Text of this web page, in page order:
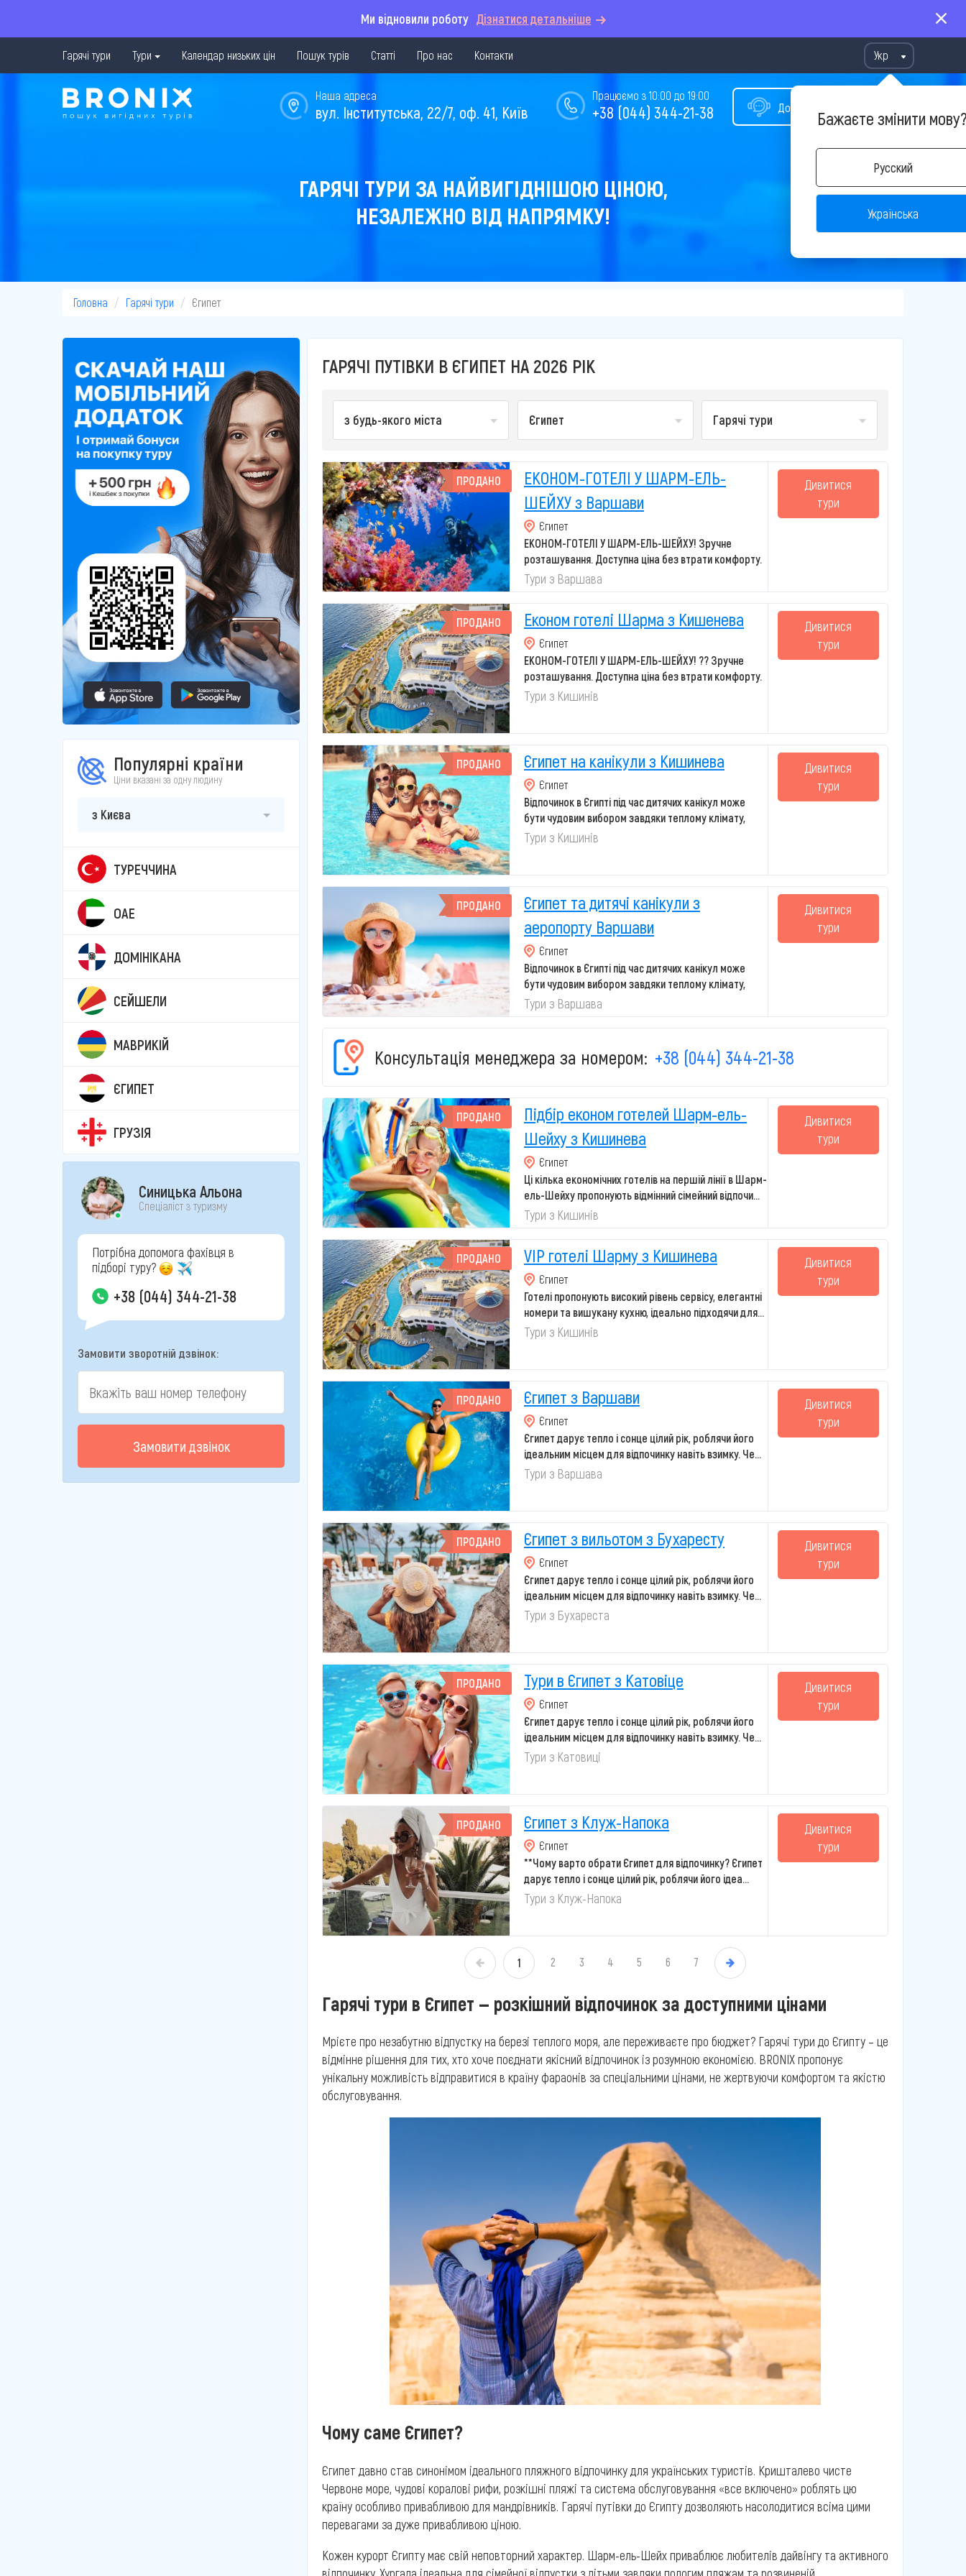
Ми відновили роботу Дізнатися детальніше
Гарячі тури Тури Календар низьких цін Пошук турів Статті Про нас Контакти Укр
Бажаєте змінити
Русский
Українська
Допомога у виборі туру
Працюємо з 10:00 до 19:00
+38 (044) 344-21-38
Наша адреса
вул. Інститутська, 22/7, оф. 41, Київ
ГАРЯЧІ ТУРИ ЗА НАЙВИГІДНІШОЮ ЦІНОЮ,
НЕЗАЛЕЖНО ВІД НАПРЯМКУ!
Головна Гарячі тури Єгипет
Популярні країни
Ціни вказані за одну людину
з Києва
ТУРЕЧЧИНА
ОАЕ
ДОМІНІКАНА
СЕЙШЕЛИ
МАВРИКІЙ
ЄГИПЕТ
ГРУЗІЯ
Синицька Альона
Спеціаліст з туризму
Потрібна допомога фахівця в
підборі туру?
+38 (044) 344-21-38
Замовити зворотній дзвінок:
Замовити дзвінок
ГАРЯЧІ ПУТІВКИ В ЄГИПЕТ НА 2026 РІК
з будь-якого міста Єгипет Гарячі тури
ПРОДАНО
ЕКОНОМ-ГОТЕЛІ У ШАРМ-ЕЛЬ-
ШЕЙХУ з Варшави
Єгипет
ЕКОНОМ-ГОТЕЛІ У ШАРМ-ЕЛЬ-ШЕЙХУ! Зручне
розташування. Доступна ціна без втрати комфорту.
Прості, а...
Тури з Варшава
Дивитися
тури
ПРОДАНО Економ готелі Шарма з Кишенева
Єгипет
ЕКОНОМ-ГОТЕЛІ У ШАРМ-ЕЛЬ-ШЕЙХУ! ?? Зручне
розташування. Доступна ціна без втрати комфорту.
Прос...
Тури з Кишинів
Дивитися
тури
ПРОДАНО Єгипет на канікули з Кишинева
Єгипет
Відпочинок в Єгипті під час дитячих канікул може
бути чудовим вибором завдяки теплому клімату,
чисто...
Тури з Кишинів
Дивитися
тури
ПРОДАНО
Єгипет та дитячі канікули з
аеропорту Варшави
Єгипет
Відпочинок в Єгипті під час дитячих канікул може
бути чудовим вибором завдяки теплому клімату,
чисто...
Тури з Варшава
Дивитися
тури
Консультація менеджера за номером: +38 (044) 344-21-38
ПРОДАНО
Підбір економ готелей Шарм-ель-
Шейху з Кишинева
Єгипет
Ці кілька економічних готелів на першій лінії в Шарм-
ель-Шейху пропонують відмінний сімейний відпочи...
Тури з Кишинів
Дивитися
тури
ПРОДАНО VIP готелі Шарму з Кишинева
Єгипет
Готелі пропонують високий рівень сервісу, елегантні
номери та вишукану кухню, ідеально підходячи для...
Тури з Кишинів
Дивитися
тури
ПРОДАНО Єгипет з Варшави
Єгипет
Єгипет дарує тепло і сонце цілий рік, роблячи його
ідеальним місцем для відпочинку навіть взимку. Че...
Тури з Варшава
Дивитися
тури
ПРОДАНО Єгипет з вильотом з Бухаресту
Єгипет
Єгипет дарує тепло і сонце цілий рік, роблячи його
ідеальним місцем для відпочинку навіть взимку. Че...
Тури з Бухареста
Дивитися
тури
ПРОДАНО Тури в Єгипет з Катовіце
Єгипет
Єгипет дарує тепло і сонце цілий рік, роблячи його
ідеальним місцем для відпочинку навіть взимку. Че...
Тури з Катовиці
Дивитися
тури
ПРОДАНО Єгипет з Клуж-Напока
Єгипет
**Чому варто обрати Єгипет для відпочинку? Єгипет
дарує тепло і сонце цілий рік, роблячи його ідеа...
Тури з Клуж-Напока
Дивитися
тури
« 1 2 3 4 5 6 7 »
Гарячі тури в Єгипет — розкішний відпочинок за доступними цінами
Мрієте про незабутню відпустку на березі теплого моря, але переживаєте про бюджет? Гарячі тури до Єгипту – це
відмінне рішення для тих, хто хоче поєднати якісний відпочинок із розумною економією. BRONIX пропонує
унікальну можливість відправитися в країну фараонів за спеціальними цінами, не жертвуючи комфортом та якістю
обслуговування.
Чому саме Єгипет?
Єгипет давно став синонімом ідеального пляжного відпочинку для українських туристів. Кришталево чисте
Червоне море, чудові коралові рифи, розкішні пляжі та система обслуговування «все включено» роблять цю
країну особливо привабливою для мандрівників. Гарячі путівки до Єгипту дозволяють насолодитися всіма цими
перевагами за дуже привабливою ціною.
Кожен курорт Єгипту має свій неповторний характер. Шарм-ель-Шейх приваблює любителів дайвінгу та активного